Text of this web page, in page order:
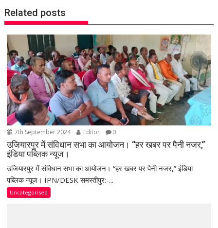
a
v
i
g
a
t
i
o
n
Related posts
7th September 2024 Editor 0
उजियारपुर में संविधान सभा का आयोजन। “हर खबर पर पैनी नजर,”
इंडिया पब्लिक न्यूज।
उजियारपुर में संविधान सभा का आयोजन। “हर खबर पर पैनी नजर,” इंडिया
पब्लिक न्यूज। IPN/DESK समस्तीपुर:-...
Uncategorised